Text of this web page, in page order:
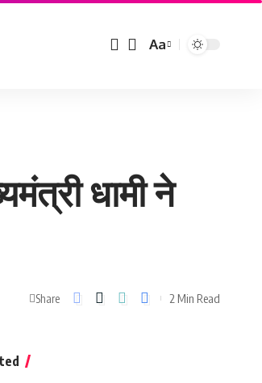
Font
Aa
धामी ने
Share 2 Min Read